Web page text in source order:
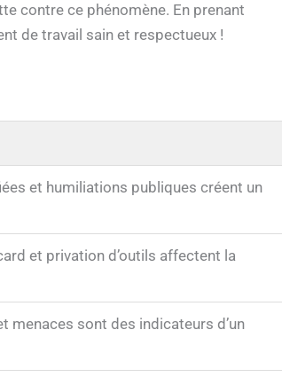
contre ce phénomène. En prenant
de travail sain et respectueux !
et humiliations publiques créent un
et privation d’outils affectent la
menaces sont des indicateurs d’un